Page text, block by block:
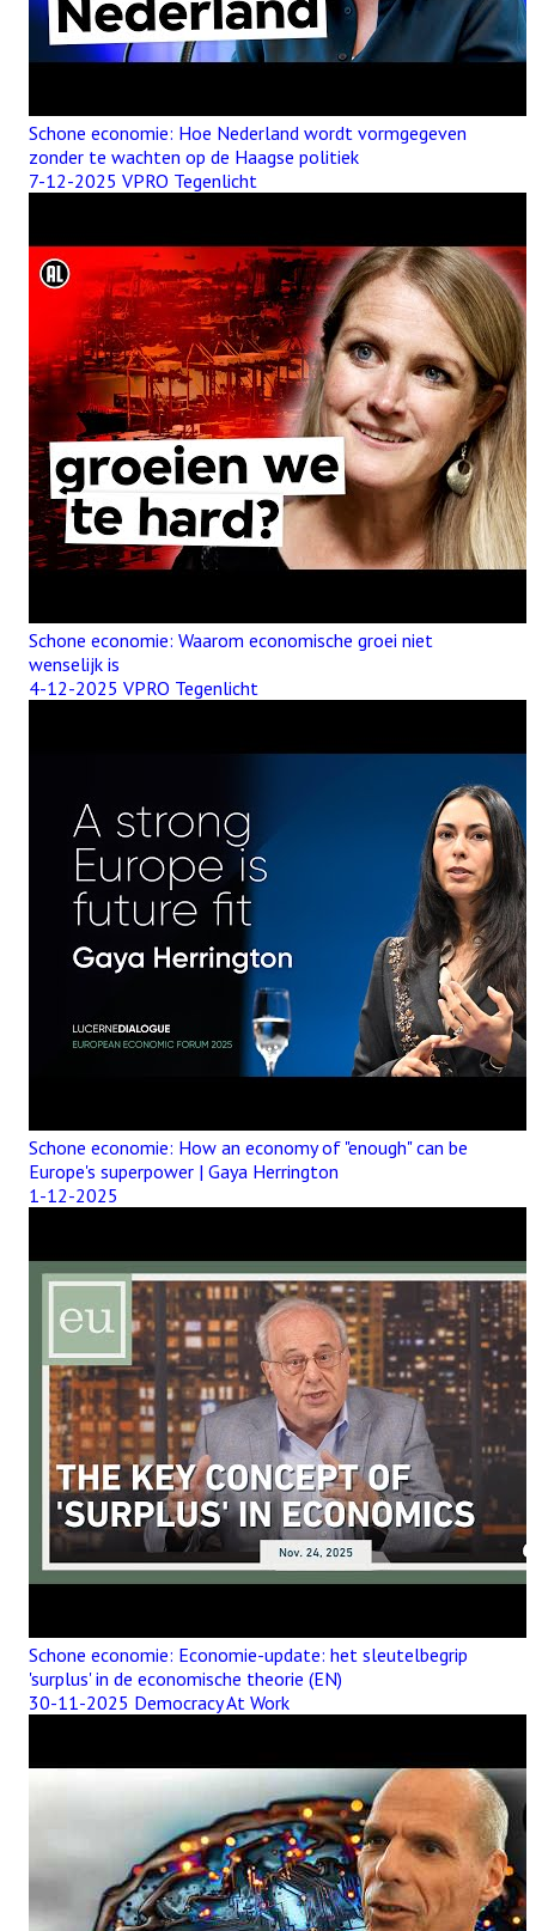
Schone economie: Hoe Nederland wordt vormgegeven
zonder te wachten op de Haagse politiek
7-12-2025 VPRO Tegenlicht
Schone economie: Waarom economische groei niet
wenselijk is
4-12-2025 VPRO Tegenlicht
Schone economie: How an economy of "enough" can be
Europe's superpower | Gaya Herrington
1-12-2025
Schone economie: Economie-update: het sleutelbegrip
'surplus' in de economische theorie (EN)
30-11-2025 Democracy At Work